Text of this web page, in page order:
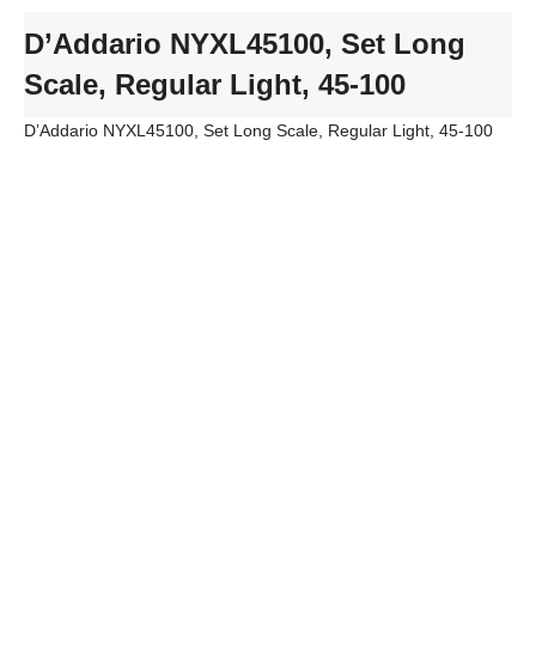
D’Addario NYXL45100, Set Long
Scale, Regular Light, 45-100
D’Addario NYXL45100, Set Long Scale, Regular Light, 45-100